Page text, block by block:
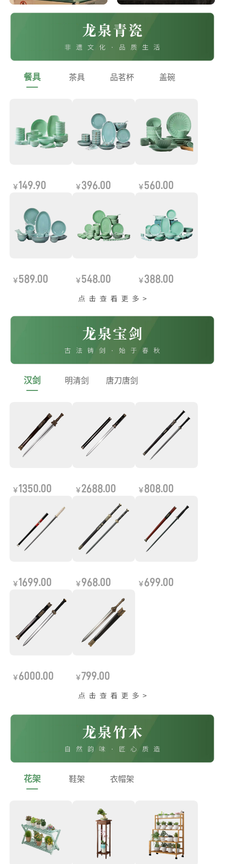
餐具 茶具 品茗杯 盖碗
￥149.90 ￥ 396.00 ￥ 560.00
￥ 589.00 ￥ 548.00 ￥ 388.00
汉剑 明清剑 唐刀唐剑
￥1350.00 ￥ 2688.00 ￥ 808.00
￥1699.00 ￥ 968.00 ￥ 699.00
￥ 6000.00 ￥799.00
花架 鞋架 衣帽架